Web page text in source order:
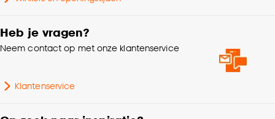
cookieverklaring
Hoogte 60 CM
Type wanddecoratie
Heb je vragen?
Neem contact op met onze klantenservice
Klantenservice